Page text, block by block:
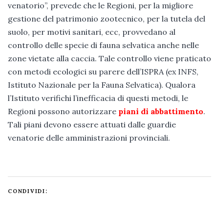
venatorio”, prevede che le Regioni, per la migliore
gestione del patrimonio zootecnico, per la tutela del
suolo, per motivi sanitari, ecc, provvedano al
controllo delle specie di fauna selvatica anche nelle
zone vietate alla caccia. Tale controllo viene praticato
con metodi ecologici su parere dell’ISPRA (ex INFS,
Istituto Nazionale per la Fauna Selvatica). Qualora
l’Istituto verifichi l’inefficacia di questi metodi, le
Regioni possono autorizzare piani di abbattimento.
Tali piani devono essere attuati dalle guardie
venatorie delle amministrazioni provinciali.
CONDIVIDI: